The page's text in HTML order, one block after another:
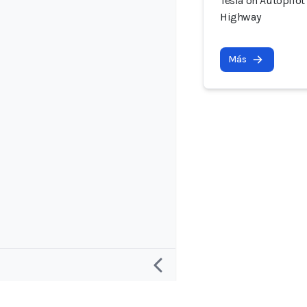
Highway
Más